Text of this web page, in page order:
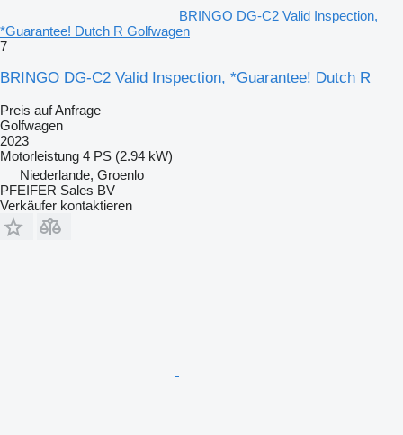
BRINGO DG-C2 Valid Inspection,
*Guarantee! Dutch R Golfwagen
7
BRINGO DG-C2 Valid Inspection, *Guarantee! Dutch R
Preis auf Anfrage
Golfwagen
2023
Motorleistung 4 PS (2.94 kW)
Niederlande, Groenlo
PFEIFER Sales BV
Verkäufer kontaktieren